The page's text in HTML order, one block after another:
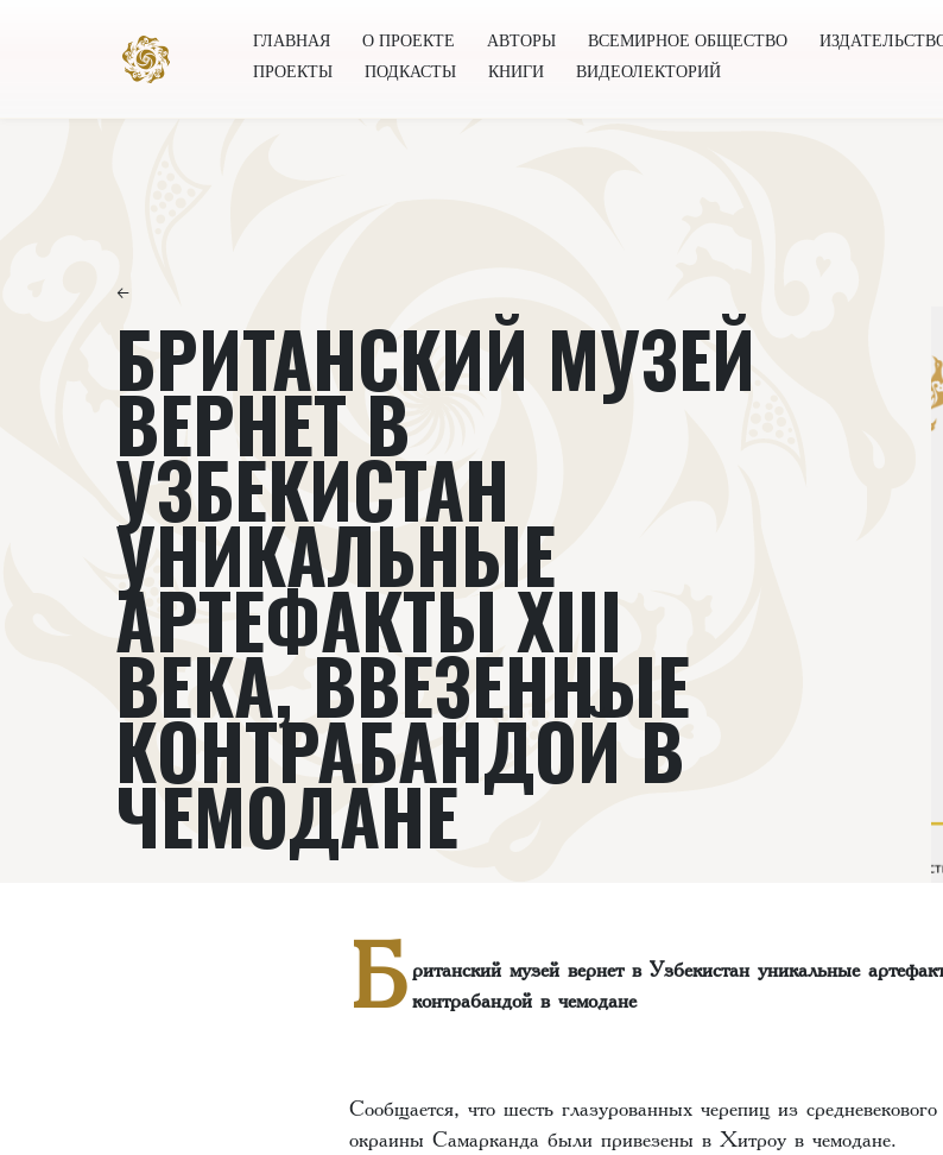
ГЛАВНАЯ О ПРОЕКТЕ АВТОРЫ ВСЕМИРНОЕ ОБЩЕСТВО
ПРОЕКТЫ
ПОДКАСТЫ КНИГИ ВИДЕОЛЕКТОРИЙ
←
БРИТАНСКИЙ МУЗЕЙ
ВЕРНЕТ В
УЗБЕКИСТАН
УНИКАЛЬНЫЕ
АРТЕФАКТЫ XIII
ВЕКА, ВВЕЗЕННЫЕ
КОНТРАБАНДОЙ В
ЧЕМОДАНЕ
Б ританский музей вернет в Узбекистан уникальные
контрабандой в чемодане
Сообщается, что шесть глазурованных черепиц из
окраины Самарканда были привезены в Хитроу в чемодане.